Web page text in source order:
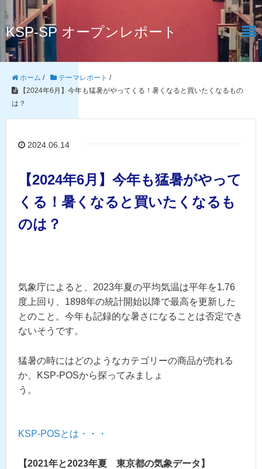
KSP-SP オープンレポート
ホーム / テーマレポート /
【2024年6月】今年も猛暑がやってくる！暑くなると買いたくなるもの
は？
2024.06.14
【2024年6月】今年も猛暑がやって
くる！暑くなると買いたくなるも
のは？
気象庁によると、2023年夏の平均気温は平年を1.76
度上回り、1898年の統計開始以降で最高を更新した
とのこと。今年も記録的な暑さになることは否定でき
ないそうです。
猛暑の時にはどのようなカテゴリーの商品が売れる
か、KSP-POSから探ってみましょ
う。
KSP-POSとは・・・
【2021年と2023年夏 東京都の気象データ】